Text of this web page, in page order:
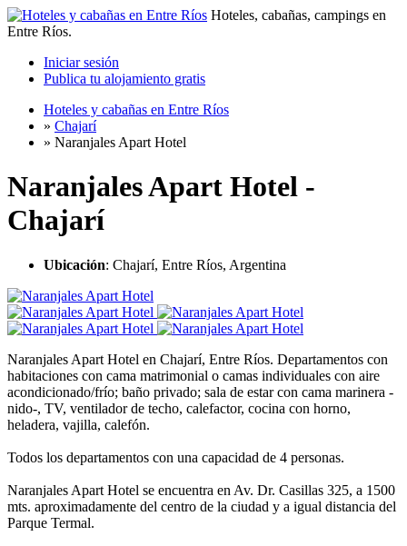
Hoteles, cabañas, campings en
Entre Ríos.
Iniciar sesión
Publica tu alojamiento gratis
Hoteles y cabañas en Entre Ríos
» Chajarí
» Naranjales Apart Hotel
Naranjales Apart Hotel -
Chajarí
Ubicación: Chajarí, Entre Ríos, Argentina
Naranjales Apart Hotel en Chajarí, Entre Ríos. Departamentos con
habitaciones con cama matrimonial o camas individuales con aire
acondicionado/frío; baño privado; sala de estar con cama marinera -
nido-, TV, ventilador de techo, calefactor, cocina con horno,
heladera, vajilla, calefón.
Todos los departamentos con una capacidad de 4 personas.
Naranjales Apart Hotel se encuentra en Av. Dr. Casillas 325, a 1500
mts. aproximadamente del centro de la ciudad y a igual distancia del
Parque Termal.